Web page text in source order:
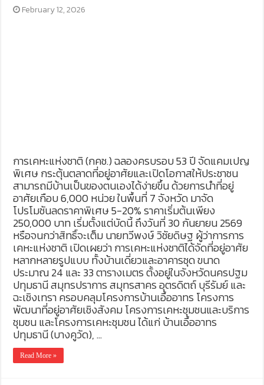
February 12, 2026
การเคหะแห่งชาติ (กคช.) ฉลองครบรอบ 53 ปี จัดแคมเปญ
พิเศษ กระตุ้นตลาดที่อยู่อาศัยและเปิดโอกาสให้ประชาชน
สามารถมีบ้านเป็นของตนเองได้ง่ายขึ้น ด้วยการนำที่อยู่
อาศัยเกือบ 6,000 หน่วย ในพื้นที่ 7 จังหวัด มาจัด
โปรโมชันลดราคาพิเศษ 5-20% ราคาเริ่มต้นเพียง
250,000 บาท เริ่มตั้งแต่บัดนี้ ถึงวันที่ 30 กันยายน 2569
หรือจนกว่าสิทธิ์จะเต็ม นายทวีพงษ์ วิชัยดิษฐ ผู้ว่าการการ
เคหะแห่งชาติ เปิดเผยว่า การเคหะแห่งชาติได้จัดที่อยู่อาศัย
หลากหลายรูปแบบ ทั้งบ้านเดี่ยวและอาคารชุด ขนาด
ประมาณ 24 และ 33 ตารางเมตร ตั้งอยู่ในจังหวัดนครปฐม
ปทุมธานี สมุทรปราการ สมุทรสาคร อุตรดิตถ์ บุรีรัมย์ และ
ฉะเชิงเทรา ครอบคลุมโครงการบ้านเอื้ออาทร โครงการ
พัฒนาที่อยู่อาศัยเชิงสังคม โครงการเคหะชุมชนและบริการ
ชุมชน และโครงการเคหะชุมชน ได้แก่ บ้านเอื้ออาทร
ปทุมธานี (บางคูวัด), …
Read More »